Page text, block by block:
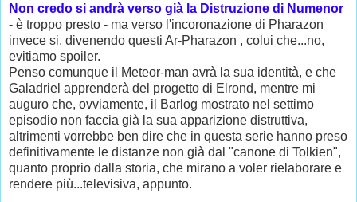
Non credo si andrà verso già la Distruzione di Numenor
- è troppo presto - ma verso l'incoronazione di Pharazon
invece si, divenendo questi Ar-Pharazon , colui che...no,
evitiamo spoiler.
Penso comunque il Meteor-man avrà la sua identità, e che
Galadriel apprenderà del progetto di Elrond, mentre mi
auguro che, ovviamente, il Barlog mostrato nel settimo
episodio non faccia già la sua apparizione distruttiva,
altrimenti vorrebbe ben dire che in questa serie hanno preso
definitivamente le distanze non già dal "canone di Tolkien",
quanto proprio dalla storia, che mirano a voler rielaborare e
rendere più...televisiva, appunto.